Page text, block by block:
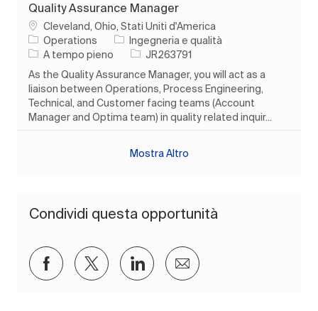
Quality Assurance Manager
Ubicazione
Cleveland, Ohio, Stati Uniti d'America
Operations
Categoria
Ingegneria e qualità
Tipo di lavoro
A tempo pieno ID processo
JR263791
As the Quality Assurance Manager, you will act as a
liaison between Operations, Process Engineering,
Technical, and Customer facing teams (Account
Manager and Optima team) in quality related inquir...
Mostra Altro
Condividi questa opportunità
Condividi su Facebook
Condividi via twitter
Condividi tramite LinkedIn
Condividi via e-mail